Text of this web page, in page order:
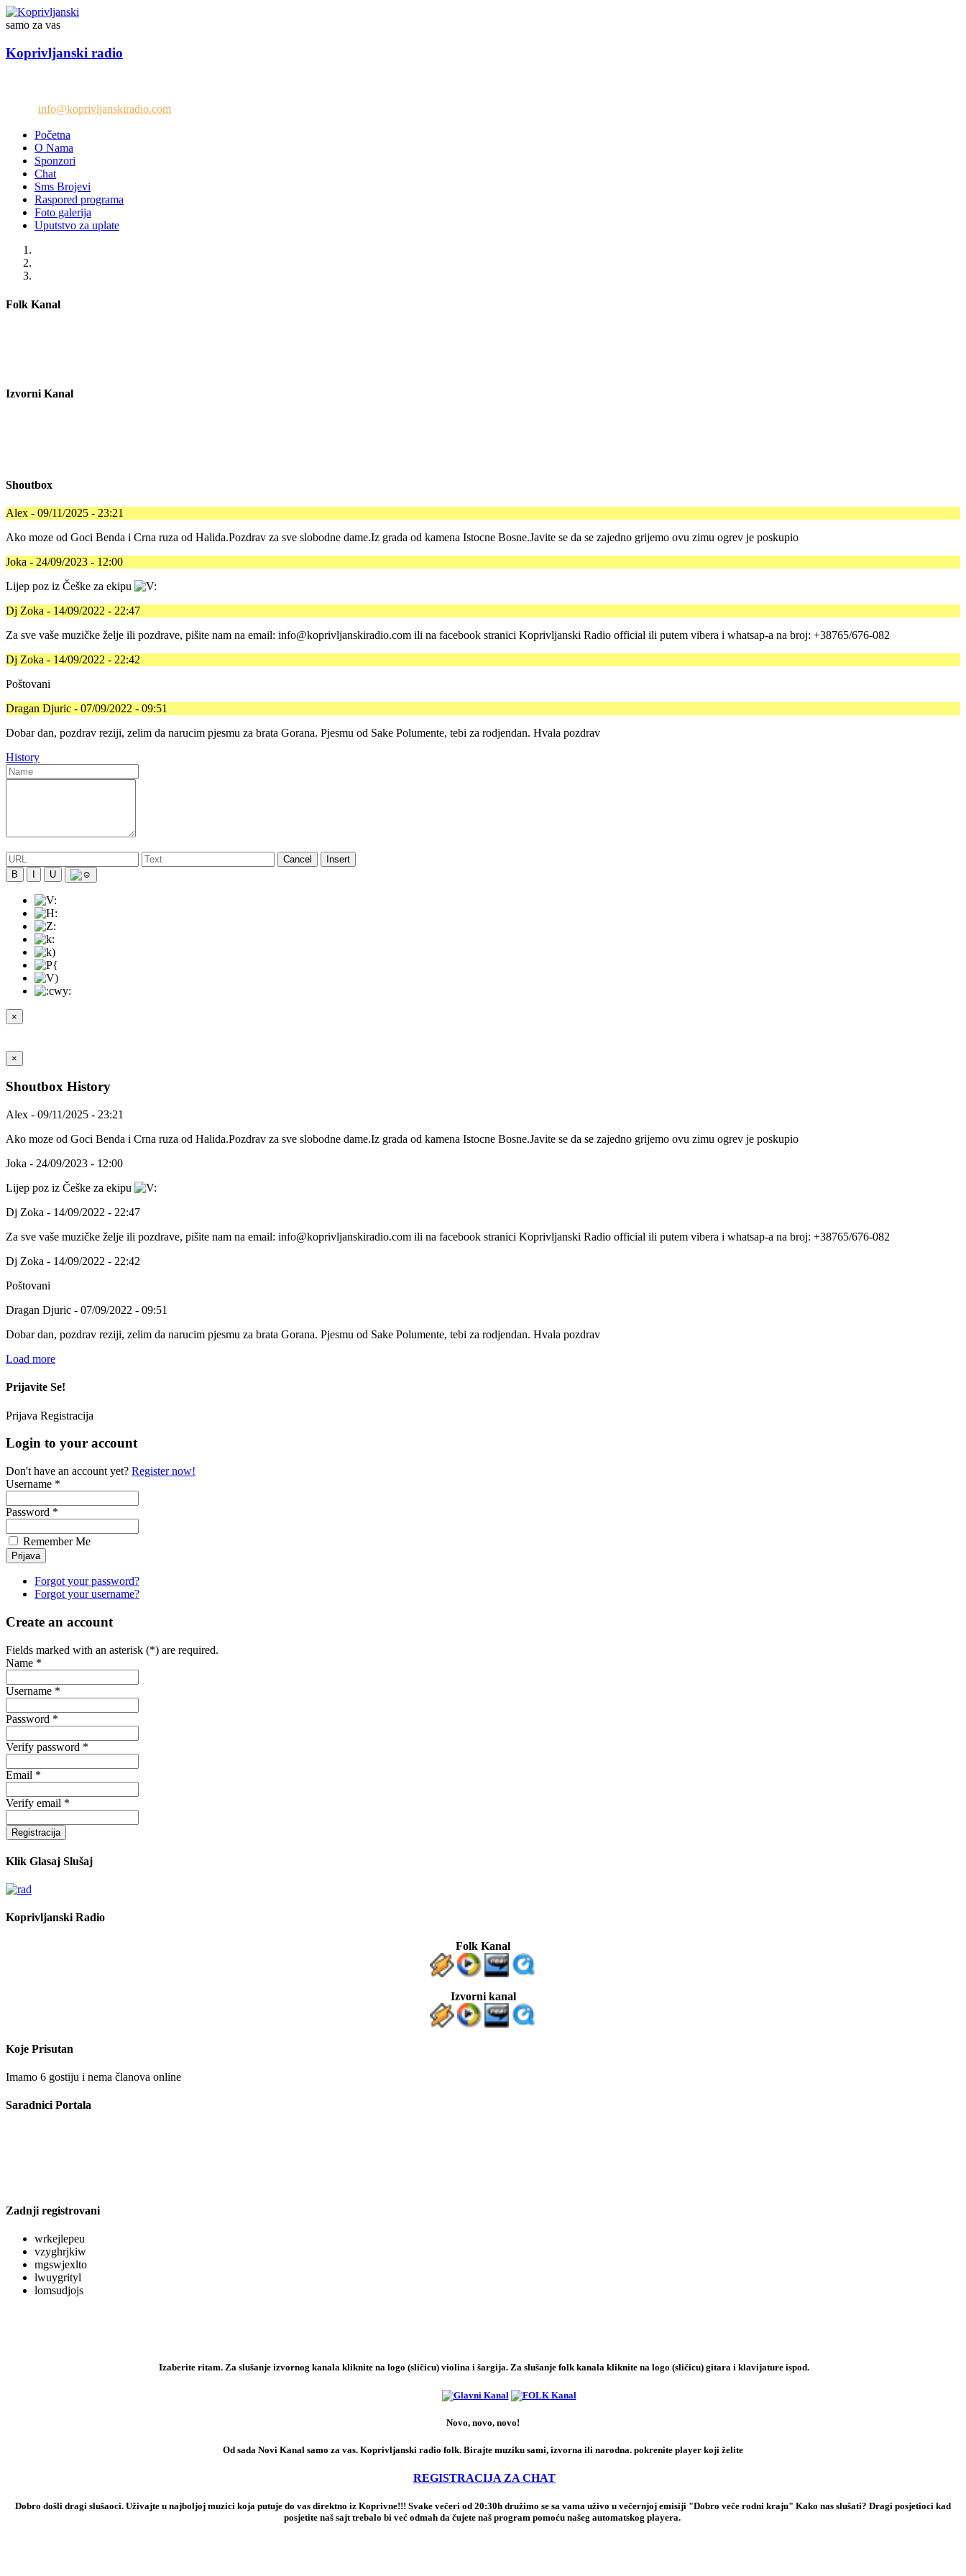
samo za vas
Koprivljanski radio
info@koprivljanskiradio.com
Početna
O Nama
Sponzori
Chat
Sms Brojevi
Raspored programa
Foto galerija
Uputstvo za uplate
Folk Kanal
Izvorni Kanal
Shoutbox
Alex - 09/11/2025 - 23:21
Ako moze od Goci Benda i Crna ruza od Halida.Pozdrav za sve slobodne dame.Iz grada od kamena Istocne Bosne.Javite se da se zajedno grijemo ovu zimu ogrev je poskupio
Joka - 24/09/2023 - 12:00
Lijep poz iz Češke za ekipu
Dj Zoka - 14/09/2022 - 22:47
Za sve vaše muzičke želje ili pozdrave, pišite nam na email: info@koprivljanskiradio.com ili na facebook stranici Koprivljanski Radio official ili putem vibera i whatsap-a na broj: +38765/676-082
Dj Zoka - 14/09/2022 - 22:42
Poštovani
Dragan Djuric - 07/09/2022 - 09:51
Dobar dan, pozdrav reziji, zelim da narucim pjesmu za brata Gorana. Pjesmu od Sake Polumente, tebi za rodjendan. Hvala pozdrav
History
Cancel
Insert
B
U
×
×
Shoutbox History
Alex - 09/11/2025 - 23:21
Ako moze od Goci Benda i Crna ruza od Halida.Pozdrav za sve slobodne dame.Iz grada od kamena Istocne Bosne.Javite se da se zajedno grijemo ovu zimu ogrev je poskupio
Joka - 24/09/2023 - 12:00
Lijep poz iz Češke za ekipu
Dj Zoka - 14/09/2022 - 22:47
Za sve vaše muzičke želje ili pozdrave, pišite nam na email: info@koprivljanskiradio.com ili na facebook stranici Koprivljanski Radio official ili putem vibera i whatsap-a na broj: +38765/676-082
Dj Zoka - 14/09/2022 - 22:42
Poštovani
Dragan Djuric - 07/09/2022 - 09:51
Dobar dan, pozdrav reziji, zelim da narucim pjesmu za brata Gorana. Pjesmu od Sake Polumente, tebi za rodjendan. Hvala pozdrav
Load more
Prijavite Se!
Prijava Registracija
Login to your account
Don't have an account yet? Register now!
Username *
Password *
Remember Me
Forgot your password?
Forgot your username?
Create an account
Fields marked with an asterisk (*) are required.
Name *
Username *
Password *
Verify password *
Email *
Verify email *
Registracija
Klik Glasaj Slušaj
Koprivljanski Radio
Folk Kanal
Izvorni kanal
Koje Prisutan
Imamo 6 gostiju i nema članova online
Saradnici Portala
Zadnji registrovani
wrkejlepeu
vzyghrjkiw
mgswjexlto
lwuygrityl
lomsudjojs
Izaberite ritam. Za slušanje izvornog kanala kliknite na logo (sličicu) violina i šargija. Za slušanje folk kanala kliknite na logo (sličicu) gitara i klavijature ispod.
Novo, novo, novo!
Od sada Novi Kanal samo za vas. Koprivljanski radio folk. Birajte muziku sami, izvorna ili narodna. pokrenite player koji želite
REGISTRACIJA ZA CHAT
Dobro došli dragi slušaoci. Uživajte u najboljoj muzici koja putuje do vas direktno iz Koprivne!!! Svake večeri od 20:30h družimo se sa vama uživo u večernjoj emisiji "Dobro veče rodni kraju" Kako nas slušati? Dragi posjetioci kad
posjetite naš sajt trebalo bi već odmah da čujete naš program pomoću našeg automatskog playera.